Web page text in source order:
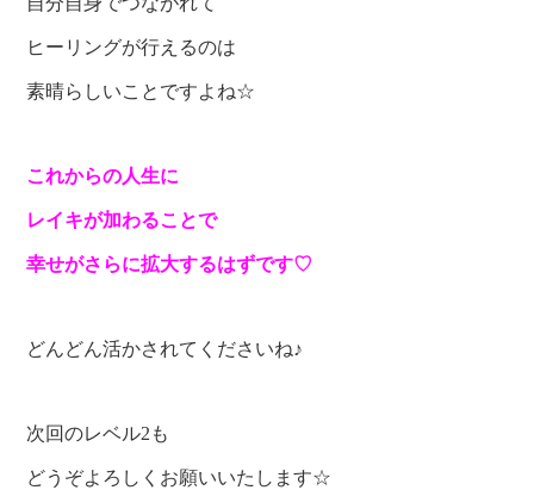
ヒーリングが行えるのは
素晴らしいことですよね☆
これからの人生に
レイキが加わることで
幸せがさらに拡大するはずです♡
どんどん活かされてくださいね♪
次回のレベル2も
どうぞよろしくお願いいたします☆